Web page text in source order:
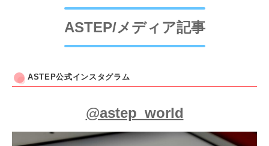
ASTEP/メディア記事
ASTEP公式インスタグラム
@astep_world